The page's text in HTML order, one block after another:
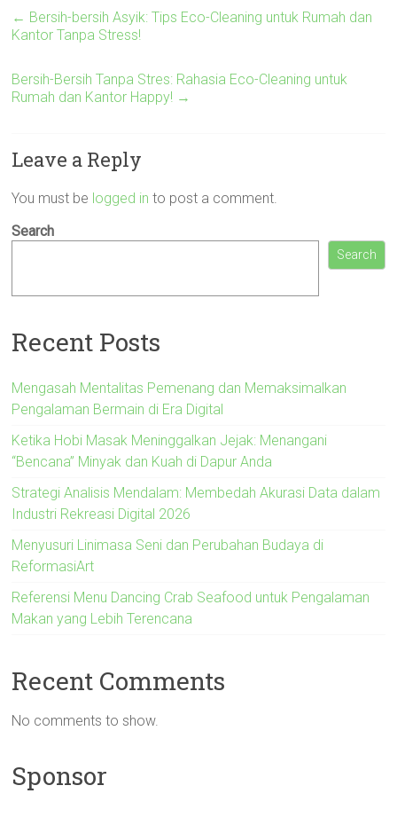
← Bersih-bersih Asyik: Tips Eco-Cleaning untuk Rumah dan
Kantor Tanpa Stress!
Bersih-Bersih Tanpa Stres: Rahasia Eco-Cleaning untuk
Rumah dan Kantor Happy! →
Leave a Reply
You must be logged in to post a comment.
Search
Search
Recent Posts
Mengasah Mentalitas Pemenang dan Memaksimalkan
Pengalaman Bermain di Era Digital
Ketika Hobi Masak Meninggalkan Jejak: Menangani
“Bencana” Minyak dan Kuah di Dapur Anda
Strategi Analisis Mendalam: Membedah Akurasi Data dalam
Industri Rekreasi Digital 2026
Menyusuri Linimasa Seni dan Perubahan Budaya di
ReformasiArt
Referensi Menu Dancing Crab Seafood untuk Pengalaman
Makan yang Lebih Terencana
Recent Comments
No comments to show.
Sponsor